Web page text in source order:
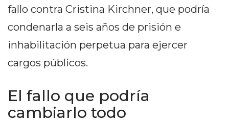
CHANGUITO.COM.AR VS
DE COMIDA POR
WHATSAPP: LA GUÍA
fallo contra Cristina Kirchner, que podría
condenarla a seis años de prisión e
inhabilitación perpetua para ejercer
cargos públicos.
El fallo que podría
cambiarlo todo